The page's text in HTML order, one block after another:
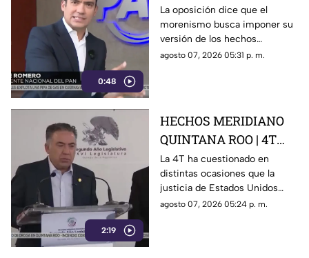
0:48
Oposición señala que el
morenismo quiere
imponer su versión de
los hechos usando la
La oposición dice que el
morenismo busca imponer su
versión de los hechos
mediante la censura, callar los
agosto 07, 2026 05:31 p. m.
2:19
HECHOS MERIDIANO
QUINTANA ROO | 4T
sigue cuestionando los
señalamientos de
E.E.U.U contra
narc0polít1c0s como
La 4T ha cuestionado en
distintas ocasiones que la
justicia de Estados Unidos
proceda contra presuntos
agosto 07, 2026 05:24 p. m.